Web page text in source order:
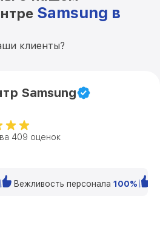
Samsung в
клиенты?
Samsung
409 оценок
Вежливость персонала 100%